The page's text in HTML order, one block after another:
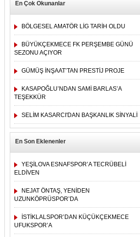
En Çok Okunanlar
BÖLGESEL AMATÖR LİG TARİH OLDU
BÜYÜKÇEKMECE FK PERŞEMBE GÜNÜ
SEZONU AÇIYOR
GÜMÜŞ İNŞAAT’TAN PRESTİJ PROJE
KASAPOĞLU’NDAN SAMİ BARLAS’A
TEŞEKKÜR
SELİM KASARCI'DAN BAŞKANLIK SİNYALİ
En Son Eklenenler
YEŞİLOVA ESNAFSPOR’A TECRÜBELİ
ELDİVEN
NEJAT ÖNTAŞ, YENİDEN
UZUNKÖPRÜSPOR’DA
İSTİKLALSPOR’DAN KÜÇÜKÇEKMECE
UFUKSPOR’A